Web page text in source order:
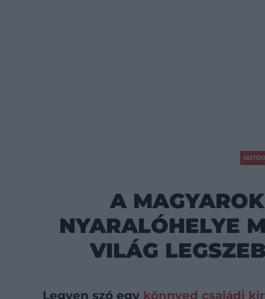
A
NYARALÓHELYE
VILÁG
Legyen szó egy könnyed családi